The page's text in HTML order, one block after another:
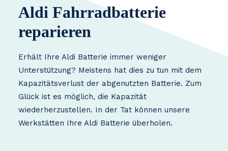
Aldi Fahrradbatterie
reparieren
Erhält Ihre Aldi Batterie immer weniger
Unterstützung? Meistens hat dies zu tun mit dem
Kapazitätsverlust der abgenutzten Batterie. Zum
Glück ist es möglich, die Kapazität
wiederherzustellen. In der Tat können unsere
Werkstätten Ihre Aldi Batterie überholen.